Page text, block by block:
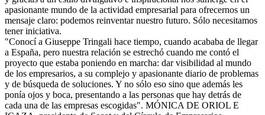
apasionante mundo de la actividad empresarial para ofrecernos un
mensaje claro: podemos reinventar nuestro futuro. Sólo necesitamos
tener iniciativa.
"Conocí a Giuseppe Tringali hace tiempo, cuando acababa de llegar
a España, pero nuestra relación se estrechó cuando me contó el
proyecto que estaba poniendo en marcha: dar visibilidad al mundo
de los empresarios, a su complejo y apasionante diario de problemas
y de búsqueda de soluciones. Y no sólo eso sino que además les
ponía ojos y boca, presentando a las personas que hay detrás de
cada una de las empresas escogidas". MÓNICA DE ORIOL E